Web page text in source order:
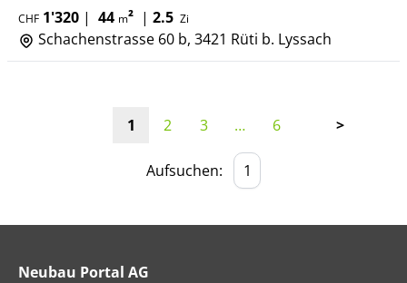
CHF 1'320 | 44 m² | 2.5 Zi
Schachenstrasse 60 b, 3421 Rüti b. Lyssach
1 2 3 … 6 >
Aufsuchen:
Neubau Portal AG